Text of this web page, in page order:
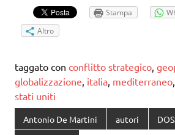
Stampa
Altro
taggato con conflitto strategico
globalizzazione italia mediterraneo
stati uniti
Antonio De Martini autori